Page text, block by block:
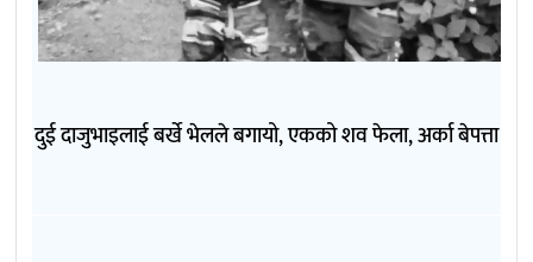
दुई दाजुभाइलाई बर्खे भेलले बगायो, एकको शव फेला, अर्का बेपत्ता